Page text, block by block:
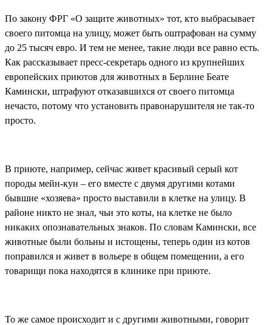
По закону ФРГ «О защите животных» тот, кто выбрасывает
своего питомца на улицу, может быть оштрафован на сумму
до 25 тысяч евро. И тем не менее, такие люди все равно есть.
Как рассказывает пресс-секретарь одного из крупнейших
европейских приютов для животных в Берлине Беате
Камински, штрафуют отказавшихся от своего питомца
нечасто, потому что установить правонарушителя не так-то
просто.
В приюте, например, сейчас живет красивый серый кот
породы мейн-кун – его вместе с двумя другими котами
бывшие «хозяева» просто выставили в клетке на улицу. В
районе никто не знал, чьи это коты, на клетке не было
никаких опознавательных знаков. По словам Камински, все
животные были больны и истощены, теперь один из котов
поправился и живет в вольере в общем помещении, а его
товарищи пока находятся в клинике при приюте.
То же самое происходит и с другими животными, говорит